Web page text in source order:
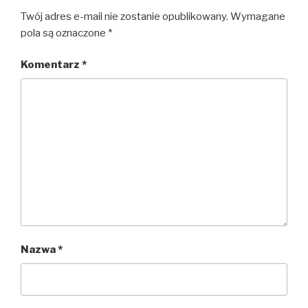
Twój adres e-mail nie zostanie opublikowany. Wymagane
pola są oznaczone *
Komentarz *
Nazwa*